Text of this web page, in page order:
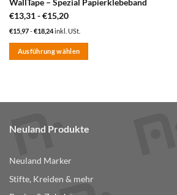
WallTape – Spezial Papierklebeband
€13,31-€15,20
€15,97-€18,24inkl. USt.
Ausführung wählen
mehrere
auf.
Optionen
auf
Neuland Produkte
Neuland Marker
Stifte, Kreiden & mehr